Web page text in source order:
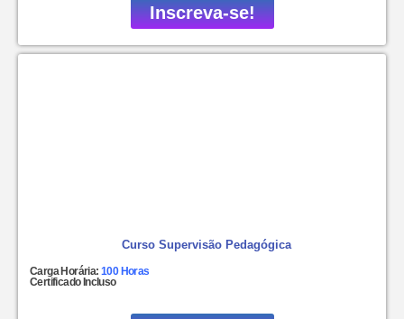
Inscreva-se!
Curso Supervisão Pedagógica
Carga Horária:100 Horas
Certificado Incluso